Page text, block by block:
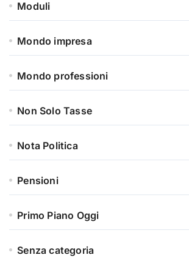
Moduli
Mondo impresa
Mondo professioni
Non Solo Tasse
Nota Politica
Pensioni
Primo Piano Oggi
Senza categoria